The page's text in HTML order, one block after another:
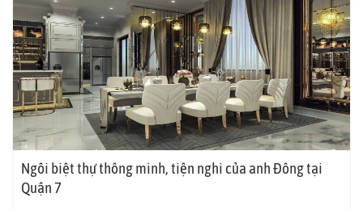
Công trình do đại lý nhà thông minh của Lumi Việt Nam tại Thái Bình
(Công ty Kinh doanh và Công nghệ Kiến Thịnh) thi công, lắp đặt.
Dưới đây là hình ảnh thêm về căn biệt thự này:
Công tắc điều khiển từ xa đảo chiều cầu thang
Ngôi biệt thự thông minh, tiện nghi của anh Đông tại
Quận 7